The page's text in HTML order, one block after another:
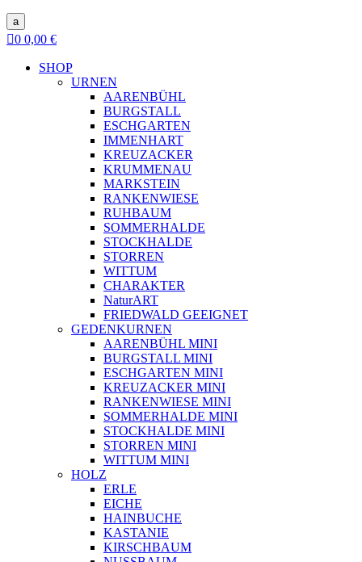
a
0 0,00 €
SHOP
URNEN
AARENBÜHL
BURGSTALL
ESCHGARTEN
IMMENHART
KREUZACKER
KRUMMENAU
MARKSTEIN
RANKENWIESE
RUHBAUM
SOMMERHALDE
STOCKHALDE
STORREN
WITTUM
CHARAKTER
NaturART
FRIEDWALD GEEIGNET
GEDENKURNEN
AARENBÜHL MINI
BURGSTALL MINI
ESCHGARTEN MINI
KREUZACKER MINI
RANKENWIESE MINI
SOMMERHALDE MINI
STOCKHALDE MINI
STORREN MINI
WITTUM MINI
HOLZ
ERLE
EICHE
HAINBUCHE
KASTANIE
KIRSCHBAUM